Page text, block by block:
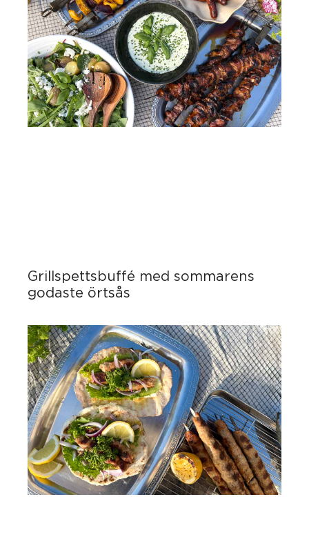
Grillspettsbuffé med sommarens
godaste örtsås